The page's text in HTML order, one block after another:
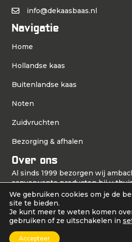
info@dekaasbaas.nl
Navigatie
Home
Hollandse kaas
Buitenlandse kaas
Noten
Zuidvruchten
Bezorging & afhalen
Over ons
Al sinds 1999 bezorgen wij
aanverwante producten bij u
staan bij ons hoog in het
wij uitsluitend producten die aan
kwaliteitsnorm voldoen!
We gebruiken cookies om je de
site te bieden.
Je kunt meer te weten komen
gebruiken of ze uitschakelen in
Accepteer